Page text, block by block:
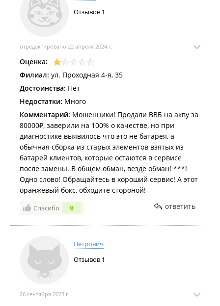
Отзывов 1
отредактировано 22 апреля 2024 г.
Оценка:
Филиал: ул. Проходная 4-я, 35
Достоинства: Нет
Недостатки: Много
Комментарий: Мошенники! Продали ВВБ на акву за
80000₽, заверили на 100% о качестве, но при
диагностике выявилось что это не батарея, а
обычная сборка из старых элементов взятых из
батарей клиентов, которые остаются в сервисе
после замены. В общем обман, везде обман! ***!
Одно слово! Обращайтесь в хороший сервис! А этот
оранжевый бокс, обходите стороной!
Спасибо 8 ответить
Петрович
Отзывов 1
26 сентября 2023 г.